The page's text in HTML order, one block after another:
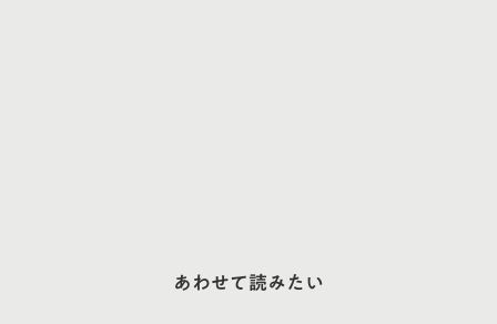
あわせて読みたい